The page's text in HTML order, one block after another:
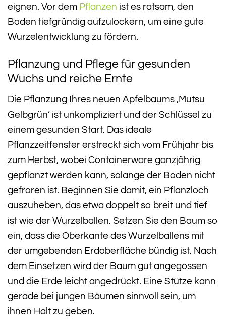
eignen. Vor dem Pflanzen ist es ratsam, den
Boden tiefgründig aufzulockern, um eine gute
Wurzelentwicklung zu fördern.
Pflanzung und Pflege für gesunden
Wuchs und reiche Ernte
Die Pflanzung Ihres neuen Apfelbaums ‚Mutsu
Gelbgrün‘ ist unkompliziert und der Schlüssel zu
einem gesunden Start. Das ideale
Pflanzzeitfenster erstreckt sich vom Frühjahr bis
zum Herbst, wobei Containerware ganzjährig
gepflanzt werden kann, solange der Boden nicht
gefroren ist. Beginnen Sie damit, ein Pflanzloch
auszuheben, das etwa doppelt so breit und tief
ist wie der Wurzelballen. Setzen Sie den Baum so
ein, dass die Oberkante des Wurzelballens mit
der umgebenden Erdoberfläche bündig ist. Nach
dem Einsetzen wird der Baum gut angegossen
und die Erde leicht angedrückt. Eine Stütze kann
gerade bei jungen Bäumen sinnvoll sein, um
ihnen Halt zu geben.